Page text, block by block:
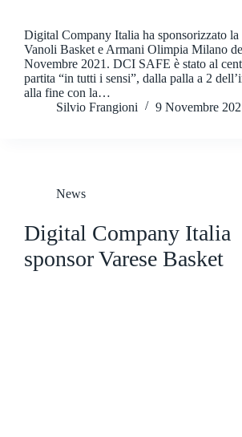
Digital Company Italia ha sponsorizzato la
Vanoli Basket e Armani Olimpia Milano
Novembre 2021. DCI SAFE è stato al
partita “in tutti i sensi”, dalla palla a 2
alla fine con la…
Silvio Frangioni
9 Novembre
News
Digital Company Italia
sponsor Varese Basket